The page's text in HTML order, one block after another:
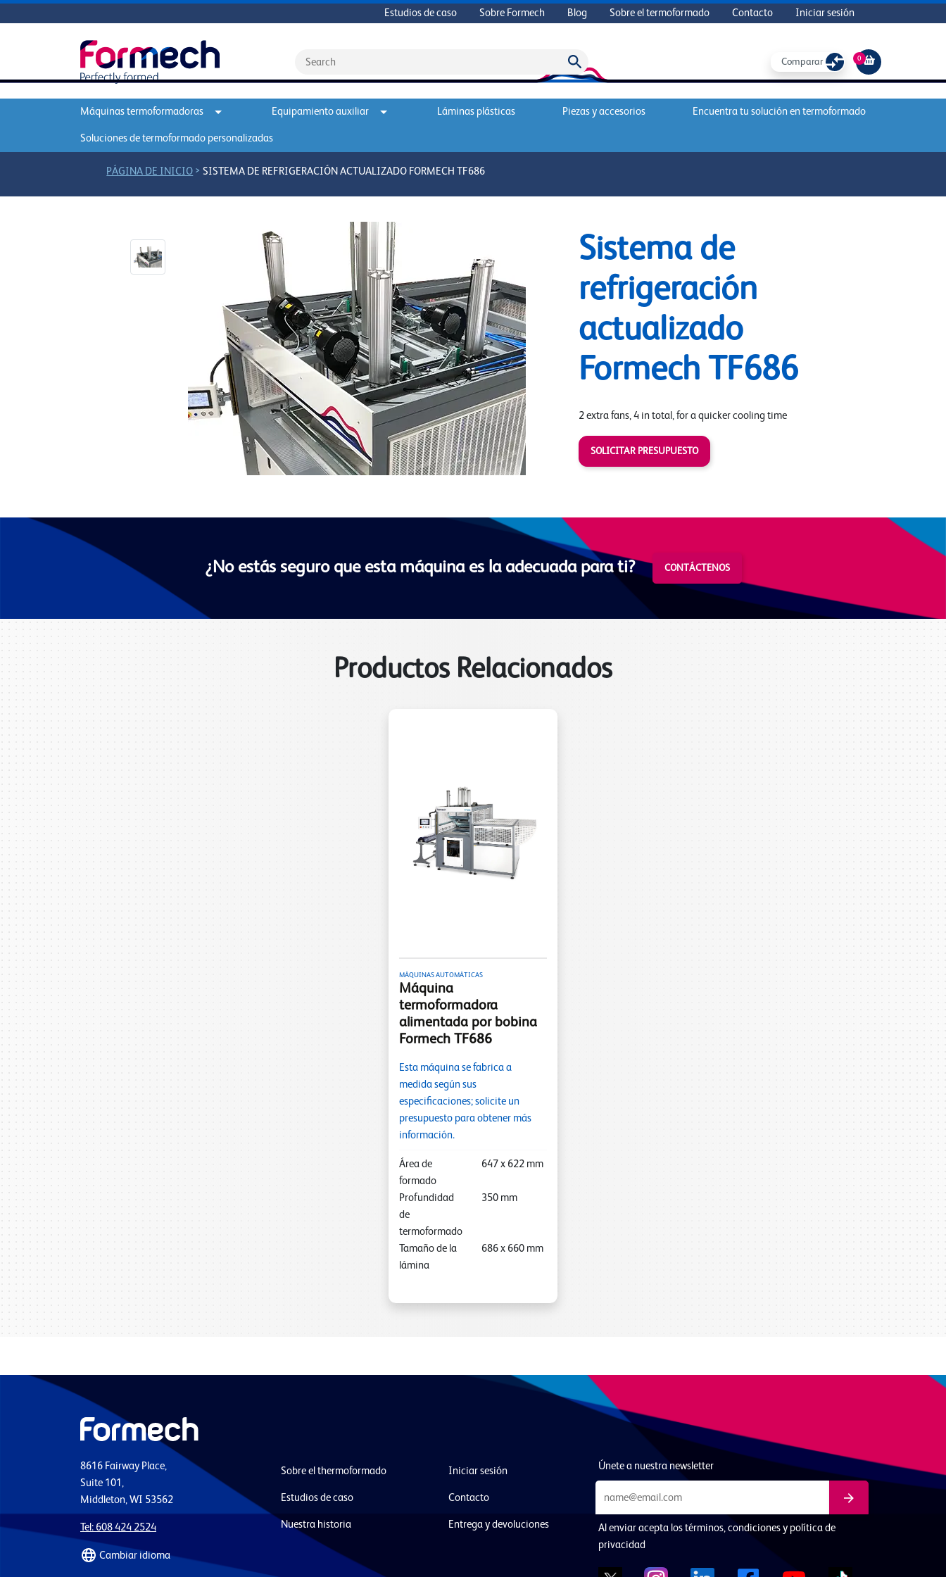
Estudios de caso Sobre Formech Blog Sobre el termoformado Contacto Iniciar sesión
Comparar 0
Máquinas termoformadoras Equipamiento auxiliar Láminas plásticas Piezas y accesorios Encuentra tu solución en termoformado
Soluciones de termoformado personalizadas
PÁGINA DE INICIO >SISTEMA DE REFRIGERACIÓN ACTUALIZADO FORMECH TF686
Sistema de
refrigeración
actualizado
Formech TF686
2 extra fans, 4 in total, for a quicker cooling time
SOLICITAR PRESUPUESTO
¿No estás seguro que esta máquina es la adecuada para ti? CONTÁCTENOS
Productos Relacionados
MÁQUINAS AUTOMÁTICAS
Máquina
termoformadora
alimentada por bobina
Formech TF686
Esta máquina se fabrica a
medida según sus
especificaciones; solicite un
presupuesto para obtener más
información.
Área de
formado
647 x 622 mm
Profundidad
de
termoformado
350 mm
Tamaño de la
lámina
686 x 660 mm
8616 Fairway Place,
Suite 101,
Middleton, WI 53562
Tel: 608 424 2524
Cambiar idioma
Sobre el thermoformado
Estudios de caso
Nuestra historia
Iniciar sesión
Contacto
Entrega y devoluciones
Únete a nuestra newsletter
Al enviar acepta los términos, condiciones y política de
privacidad